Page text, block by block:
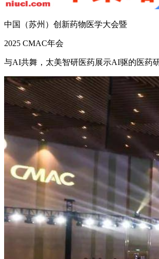
中国（苏州）创新药物医学大会暨
2025 CMAC年会
与AI共舞，太美智研医药展示AI驱的医药